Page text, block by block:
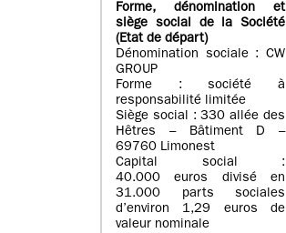
Forme, dénomination et
siège social de la Société
(Etatde départ)
Dénomination sociale : CW
GROUP
Forme : société à
responsabilité limitée
Siège social : 330 allée des
Hêtres – Bâtiment D –
69760 Limonest
Capital social :
40.000 euros divisé en
31.000 parts sociales
d’environ 1,29 euros de
valeur nominale